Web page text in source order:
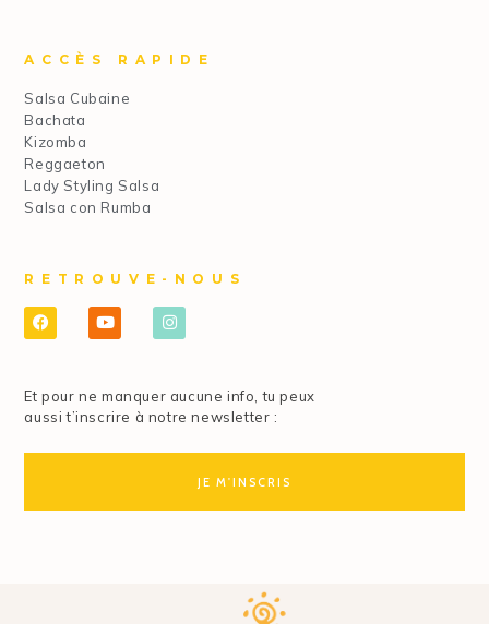
ACCÈS RAPIDE
Salsa Cubaine
Bachata
Kizomba
Reggaeton
Lady Styling Salsa
Salsa con Rumba
RETROUVE-NOUS
Et pour ne manquer aucune info, tu peux
aussi t’inscrire à notre newsletter :
JE M'INSCRIS